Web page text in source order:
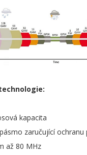
kapacita
zaručující ochranu
až 80 MHz